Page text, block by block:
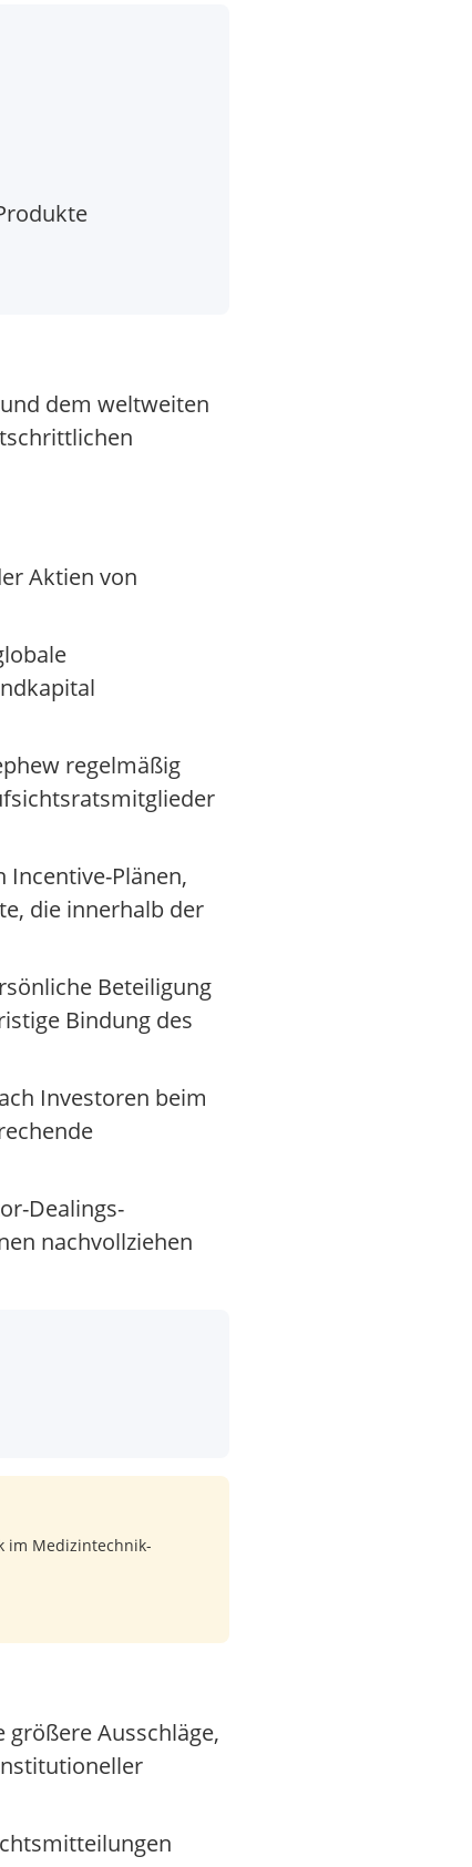
dem weltweiten
Aktien von
regelmäßig
Plänen,
die innerhalb der
Beteiligung
Bindung des
Investoren beim
Dealings-
nachvollziehen
im Medizintechnik-
größere Ausschläge,